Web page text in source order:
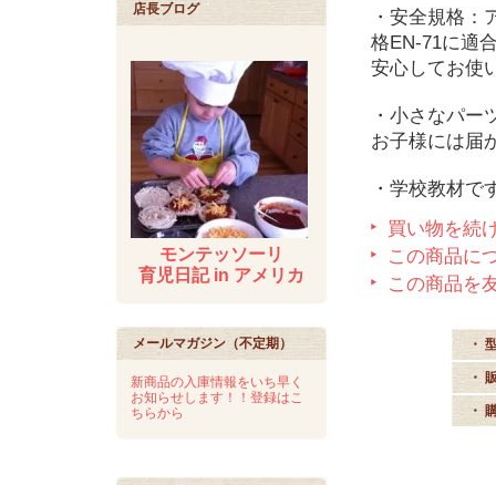
店長ブログ
モンテッソーリ
育児日記 in アメリカ
メールマガジン（不定期）
新商品の入庫情報をいち早く
お知らせします！！登録はこ
ちらから
・安全規格：
格EN-71に適
安心してお使
・小さなパ
お子様には届
・学校教材で
買い物を続
この商品に
この商品を
・
・
・